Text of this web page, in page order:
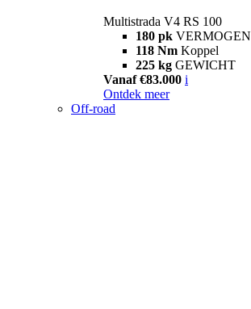
Multistrada V4 RS 100
180 pk VERMOGEN
118 Nm Koppel
225 kg GEWICHT
Vanaf €83.000 i
Ontdek meer
Off-road